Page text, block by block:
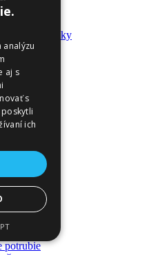
a nálepky
rámy
potrubie
aj s
s
ich